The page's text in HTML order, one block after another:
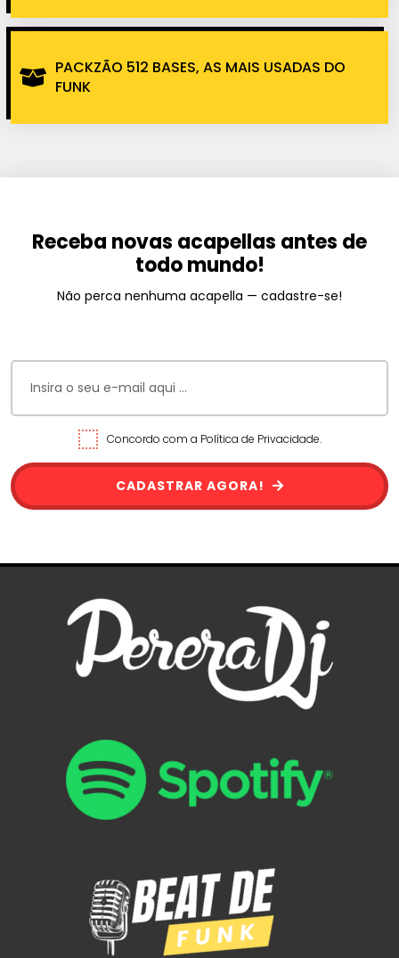
PACKZÃO 512 BASES, AS MAIS USADAS DO
FUNK
Receba novas acapellas antes de
todo mundo!
Não perca nenhuma acapella — cadastre-se!
Concordo com a Política de Privacidade.
CADASTRAR AGORA!